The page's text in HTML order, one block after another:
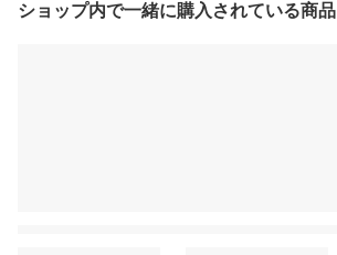
ショップ内で一緒に購入されている商品